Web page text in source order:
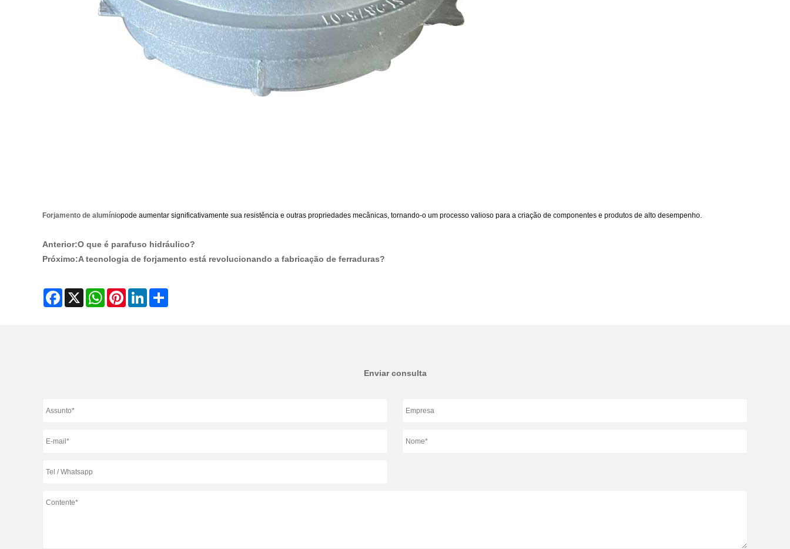
Forjamento de alumíniopode aumentar significativamente sua resistência e outras propriedades mecânicas, tornando-o um processo valioso para a criação de componentes e produtos de alto desempenho.
Anterior:O que é parafuso hidráulico?
Próximo:A tecnologia de forjamento está revolucionando a fabricação de ferraduras?
Facebook
X WhatsAppPinterestLinkedIn
Enviar consulta